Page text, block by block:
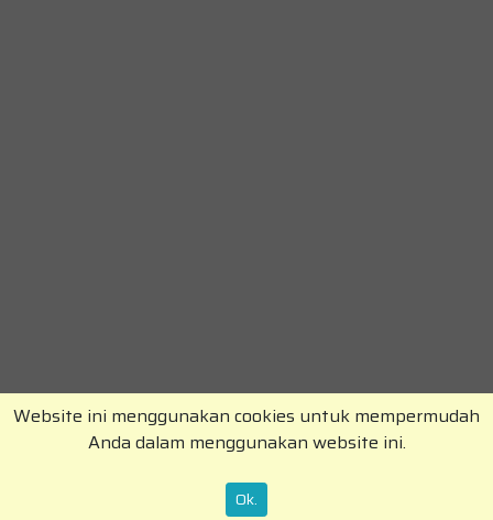
Copyright © RajaKomen.com 2026 All Rights
Reserved.
Website ini menggunakan cookies untuk mempermudah
Anda dalam menggunakan website ini.
Ok.